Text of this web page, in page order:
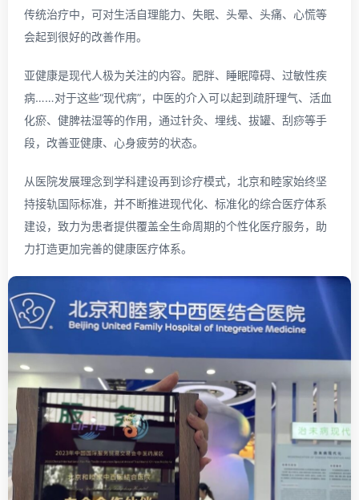
传统治疗中，可对生活自理能力、失眠、头晕、头痛、心慌等
会起到很好的改善作用。
亚健康是现代人极为关注的内容。肥胖、睡眠障碍、过敏性疾
病……对于这些“现代病”，中医的介入可以起到疏肝理气、活血
化瘀、健脾祛湿等的作用，通过针灸、埋线、拔罐、刮痧等手
段，改善亚健康、心身疲劳的状态。
从医院发展理念到学科建设再到诊疗模式，北京和睦家始终坚
持接轨国际标准，并不断推进现代化、标准化的综合医疗体系
建设，致力为患者提供覆盖全生命周期的个性化医疗服务，助
力打造更加完善的健康医疗体系。